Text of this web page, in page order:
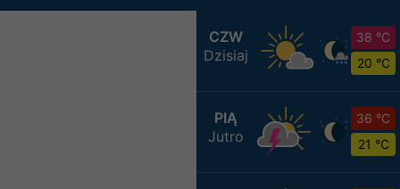
CZW
Dzisiaj
38 °C
20 °C
PIĄ
Jutro
36 °C
21 °C